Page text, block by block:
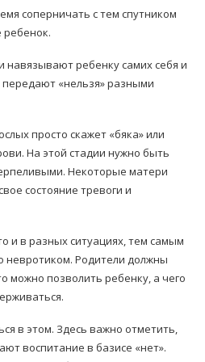
соперничать с тем спутником
ребенок.
навязывают ребенку самих себя и
«нельзя» разными
просто скажет «бяка» или
На этой стадии нужно быть
Некоторые матери
состояние тревоги и
и в разных ситуациях, тем самым
невротиком. Родители должны
можно позволить ребенку, а чего
в этом. Здесь важно отметить,
воспитание в базисе «нет».